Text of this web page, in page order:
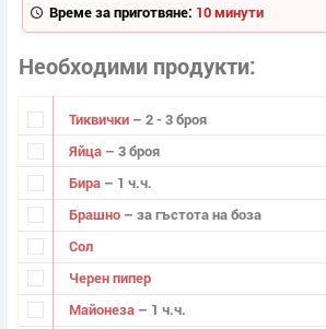
Време за приготвяне: 10 минути
Необходими продукти
Тиквички – 2 - 3 броя
Яйца – 3 броя
Бира – 1 ч.ч.
Брашно – за гъстота на боза
Сол
Черен пипер
Майонеза – 1 ч.ч.